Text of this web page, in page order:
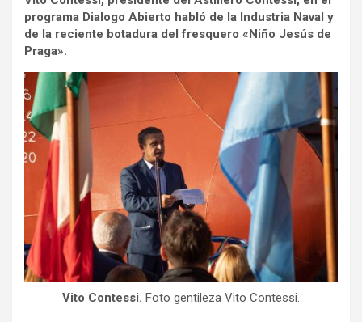
programa Dialogo Abierto habló de la Industria Naval y
de la reciente botadura del fresquero «Niño Jesús de
Praga».
Vito Contessi. Foto gentileza Vito Contessi.